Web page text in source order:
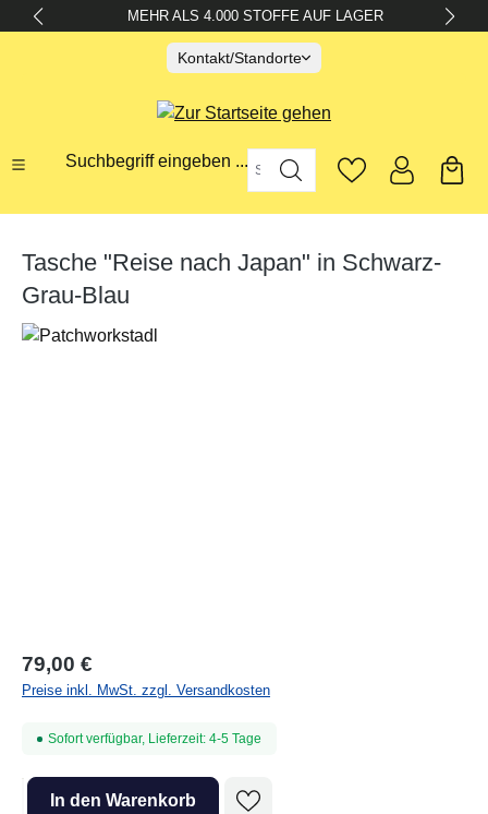
springen MEHR ALS 4.000 STOFFE AUF LAGER
Kontakt/Standorte
Suchbegriff eingeben ...
Tasche "Reise nach Japan" in Schwarz-
Grau-Blau
79,00 €
Preise inkl. MwSt. zzgl. Versandkosten
Sofort verfügbar, Lieferzeit: 4-5 Tage
Produkt Anzahl: Gib den gewünschten Wert ein oder benutze die
In den Warenkorb